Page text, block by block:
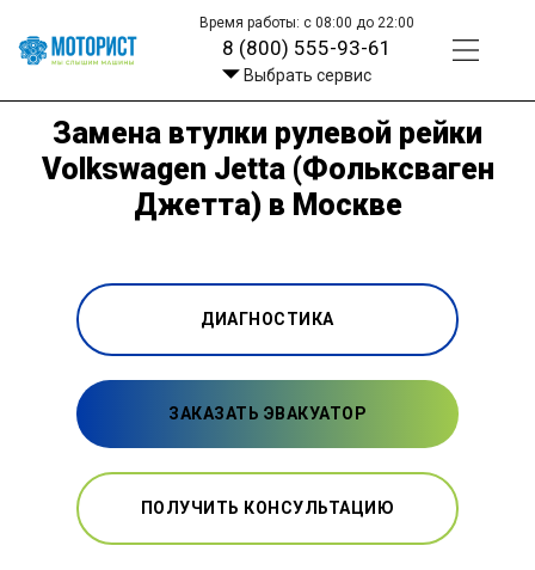
Время работы: с 08:00 до 22:00
8 (800) 555-93-61
Выбрать сервис
Замена втулки рулевой рейки
Volkswagen Jetta (Фольксваген
Джетта) в Москве
ДИАГНОСТИКА
ЗАКАЗАТЬ ЭВАКУАТОР
ПОЛУЧИТЬ КОНСУЛЬТАЦИЮ